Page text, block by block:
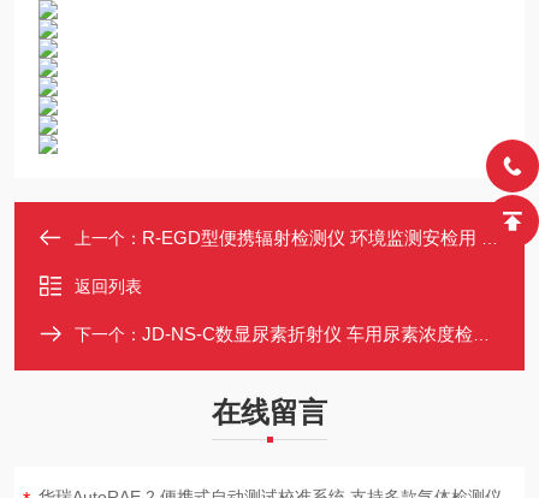
上一个： R-EGD型便携辐射检测仪 环境监测安检用 可设报警阈值 数据存储
返回列表
下一个： JD-NS-C数显尿素折射仪 车用尿素浓度检测仪 柴油车尿素检测仪
在线留言